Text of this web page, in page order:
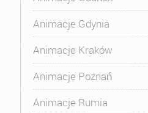
Animacje Gdynia
Animacje Kraków
Animacje Poznań
Animacje Rumia